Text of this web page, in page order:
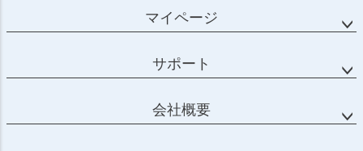
マイページ
サポート
会社概要